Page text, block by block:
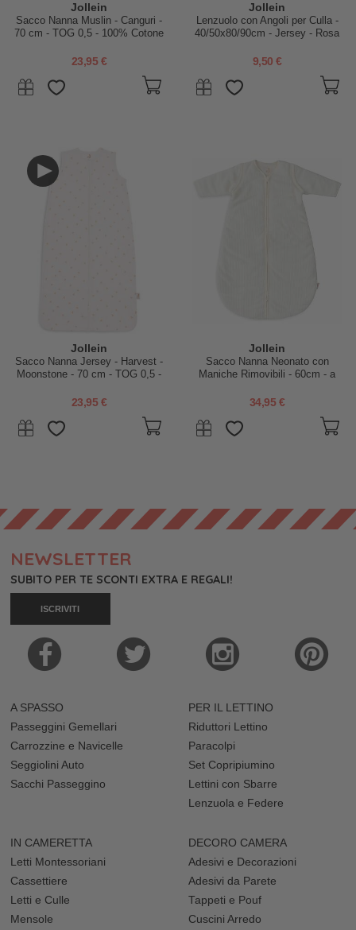
Jollein
Sacco Nanna Muslin - Canguri -
70 cm - TOG 0,5 - 100% Cotone
23,95 €
Jollein
Lenzuolo con Angoli per Culla -
40/50x80/90cm - Jersey - Rosa
9,50 €
Jollein
Sacco Nanna Jersey - Harvest -
Moonstone - 70 cm - TOG 0,5 -
23,95 €
Jollein
Sacco Nanna Neonato con
Maniche Rimovibili - 60cm - a
34,95 €
NEWSLETTER
SUBITO PER TE SCONTI EXTRA E REGALI!
ISCRIVITI
A SPASSO
Passeggini Gemellari
Carrozzine e Navicelle
Seggiolini Auto
Sacchi Passeggino
PER IL LETTINO
Riduttori Lettino
Paracolpi
Set Copripiumino
Lettini con Sbarre
Lenzuola e Federe
IN CAMERETTA
Letti Montessoriani
Cassettiere
Letti e Culle
Mensole
DECORO CAMERA
Adesivi e Decorazioni
Adesivi da Parete
Tappeti e Pouf
Cuscini Arredo